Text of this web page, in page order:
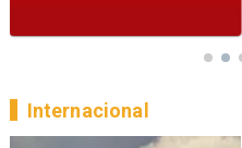
Internacional